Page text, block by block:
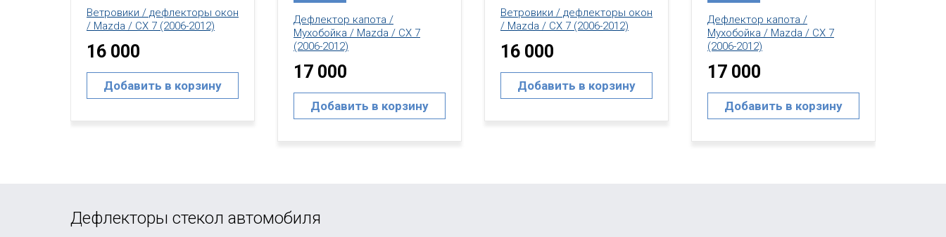
Дефлектор капота /
Мухобойка / Mazda / CX 7
(2006-2012)
17 000
Ветровики / дефлекторы окон
/ Mazda / CX 7 (2006-2012)
16 000
Дефлектор капота /
Мухобойка / Mazda / CX 7
(2006-2012)
17 000
Ветровики / дефлекторы окон
/ Mazda / CX 7 (2006-2012)
16 000
Дефлекторы стекол автомобиля